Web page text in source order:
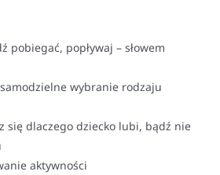
pobiegać, popływaj – słowem
wybranie rodzaju
się dlaczego dziecko lubi, bądź nie
aktywności